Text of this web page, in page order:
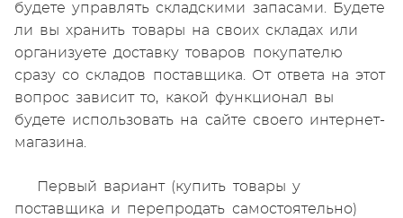
будете управлять складскими запасами. Будете
ли вы хранить товары на своих складах или
организуете доставку товаров покупателю
сразу со складов поставщика. От ответа на этот
вопрос зависит то, какой функционал вы
будете использовать на сайте своего интернет-
магазина.
Первый вариант (купить товары у
поставщика и перепродать самостоятельно)